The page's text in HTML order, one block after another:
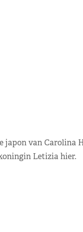
japon van Carolina
Letizia hier.